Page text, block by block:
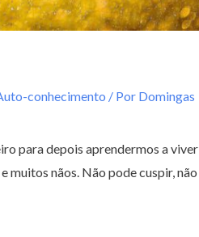
conhecimento / Por Domingas
para depois aprendermos a viver
muitos nãos. Não pode cuspir, não